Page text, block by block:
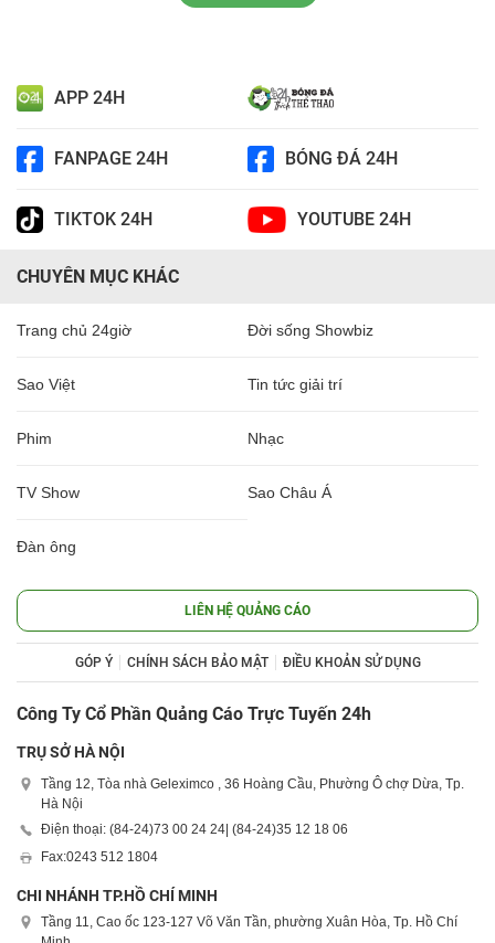
APP 24H
FANPAGE 24H BÓNG ĐÁ 24H
TIKTOK 24H YOUTUBE 24H
CHUYÊN MỤC KHÁC
Trang chủ 24giờ Đời sống Showbiz
Sao Việt Tin tức giải trí
Phim Nhạc
TV Show Sao Châu Á
Đàn ông
LIÊN HỆ QUẢNG CÁO
GÓP Ý CHÍNH SÁCH BẢO MẬT ĐIỀU KHOẢN SỬ DỤNG
Công Ty Cổ Phần Quảng Cáo Trực Tuyến 24h
TRỤ SỞ HÀ NỘI
Tầng 12, Tòa nhà Geleximco , 36 Hoàng Cầu, Phường Ô chợ Dừa, Tp.
Hà Nội
Điện thoại: (84-24)73 00 24 24| (84-24)35 12 18 06
Fax:0243 512 1804
CHI NHÁNH TP.HỒ CHÍ MINH
Tầng 11, Cao ốc 123-127 Võ Văn Tần, phường Xuân Hòa, Tp. Hồ Chí